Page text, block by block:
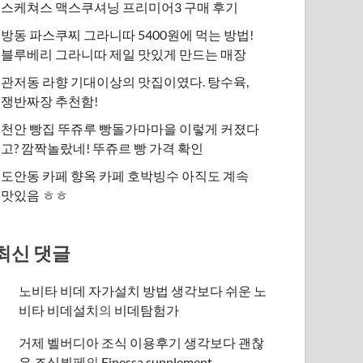
스케쳐스 맥스쿠셔닝 프리미어3 구매 후기
방동 파스쿠찌 그라니따 5400원에 먹는 방법!
블루베리 그라니따 제일 맛있게 만드는 매장
관저동 라향 기대이상의 맛집이였다. 탕수육,
쟁반짜장 추천함!
천안 빵집 뚜쥬루 빵돌가마마을 이렇게 커졌다
고? 깜짝놀랐네! 뚜쥬르 빵 가격 확인
도안동 카페 향옥 카페 호박빙수 아직도 계속
맛있음 ㅎㅎ
신 댓글
노비타 비데 자가설치 방법 생각보다 쉬운 노
비타 비데설치의 비데탐험가
거제 벨버디아 조식 이용후기 생각보다 괜찮